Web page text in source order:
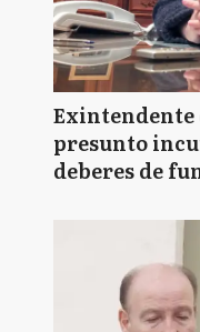
Exintendente
presunto
deberes de